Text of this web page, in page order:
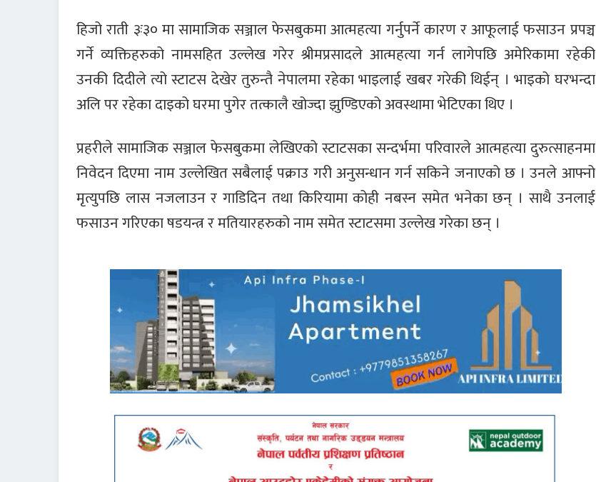
हिजो राती ३ः३० मा सामाजिक सञ्जाल फेसबुकमा आत्महत्या गर्नुपर्ने कारण र आफूलाई फसाउन प्रपञ्च
गर्ने व्यक्तिहरुको नामसहित उल्लेख गरेर श्रीमप्रसादले आत्महत्या गर्न लागेपछि अमेरिकामा रहेकी
उनकी दिदीले त्यो स्टाटस देखेर तुरुन्तै नेपालमा रहेका भाइलाई खबर गरेकी थिईन् । भाइको घरभन्दा
अलि पर रहेका दाइको घरमा पुगेर तत्कालै खोज्दा झुण्डिएको अवस्थामा भेटिएका थिए ।
प्रहरीले सामाजिक सञ्जाल फेसबुकमा लेखिएको स्टाटसका सन्दर्भमा परिवारले आत्महत्या दुरुत्साहनमा
निवेदन दिएमा नाम उल्लेखित सबैलाई पक्राउ गरी अनुसन्धान गर्न सकिने जनाएको छ । उनले आफ्नो
मृत्युपछि लास नजलाउन र गाडिदिन तथा किरियामा कोही नबस्न समेत भनेका छन् । साथै उनलाई
फसाउन गरिएका षडयन्त्र र मतियारहरुको नाम समेत स्टाटसमा उल्लेख गरेका छन् ।